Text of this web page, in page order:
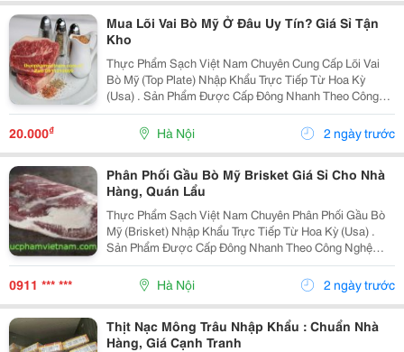
Mua Lõi Vai Bò Mỹ Ở Đâu Uy Tín? Giá Sỉ Tận
Kho
Thực Phẩm Sạch Việt Nam Chuyên Cung Cấp Lõi Vai
Bò Mỹ (Top Plate) Nhập Khẩu Trực Tiếp Từ Hoa Kỳ
(Usa) . Sản Phẩm Được Cấp Đông Nhanh Theo Công
Nghệ Hiện Đại, Hút Chân Không Và Bảo Quản Ở Nhiệt
Độ -18&Deg;C Đến -24&Deg;C , Giúp Giữ Trọn Độ Tươi
Ngon,...
20.000₫ Hà Nội 2 ngày trước
Phân Phối Gầu Bò Mỹ Brisket Giá Sỉ Cho Nhà
Hàng, Quán Lẩu
Thực Phẩm Sạch Việt Nam Chuyên Phân Phối Gầu Bò
Mỹ (Brisket) Nhập Khẩu Trực Tiếp Từ Hoa Kỳ (Usa) .
Sản Phẩm Được Cấp Đông Nhanh Theo Công Nghệ
Hiện Đại, Hút Chân Không Tiêu Chuẩn Và Bảo Quản Ở
-18&Deg;C , Giúp Giữ Nguyên Độ Tươi Ngon, Màu Sắc
0911 *** *** Hà Nội 2 ngày trước
Thịt Nạc Mông Trâu Nhập Khẩu : Chuẩn Nhà
Hàng, Giá Cạnh Tranh